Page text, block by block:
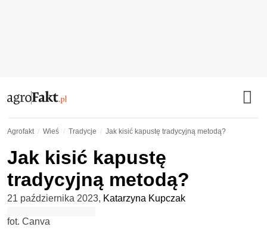
Agrofakt Wieś Tradycje Jak kisić kapustę tradycyjną metodą?
Jak kisić kapustę
tradycyjną metodą?
21 października 2023, Katarzyna Kupczak
fot. Canva